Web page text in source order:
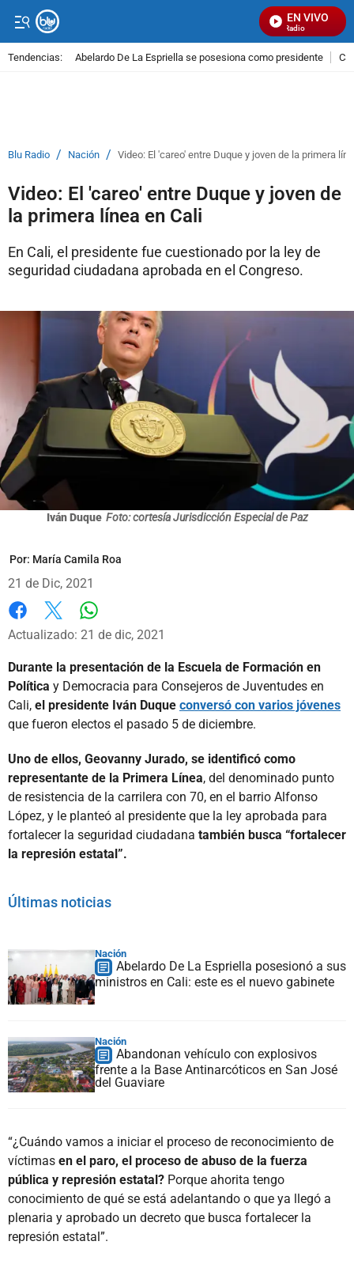
EN VIVO
Señal Visual Radio
Tendencias: Abelardo De La Espriella se posesiona como presidente
Blu Radio / Nación / Video: El 'careo' entre Duque y joven de la primera
Video: El 'careo' entre Duque y joven de
la primera línea en Cali
En Cali, el presidente fue cuestionado por la ley de
seguridad ciudadana aprobada en el Congreso.
Iván Duque Foto: cortesía Jurisdicción Especial de Paz
Por: María Camila Roa
21 de Dic, 2021
Facebook
X
Actualizado: 21 de dic, 2021
Durante la presentación de la Escuela de Formación en
Política y Democracia para Consejeros de Juventudes en
Cali, el presidente Iván Duque conversó con varios jóvenes
que fueron electos el pasado 5 de diciembre.
Uno de ellos, Geovanny Jurado, se identificó como
representante de la Primera Línea, del denominado punto
de resistencia de la carrilera con 70, en el barrio Alfonso
López, y le planteó al presidente que la ley aprobada para
fortalecer la seguridad ciudadana también busca “fortalecer
la represión estatal”.
Últimas noticias
Nación
Abelardo De La Espriella posesionó a sus
ministros en Cali: este es el nuevo gabinete
Nación
Abandonan vehículo con explosivos
frente a la Base Antinarcóticos en San José
del Guaviare
“¿Cuándo vamos a iniciar el proceso de reconocimiento de
víctimas en el paro, el proceso de abuso de la fuerza
pública y represión estatal? Porque ahorita tengo
conocimiento de qué se está adelantando o que ya llegó a
plenaria y aprobado un decreto que busca fortalecer la
represión estatal”.